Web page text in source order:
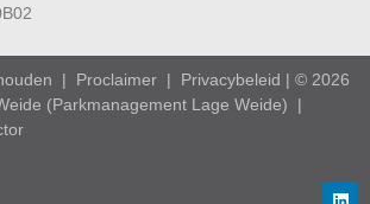
| Proclaimer | Privacybeleid | © 2026
(Parkmanagement Lage Weide) |